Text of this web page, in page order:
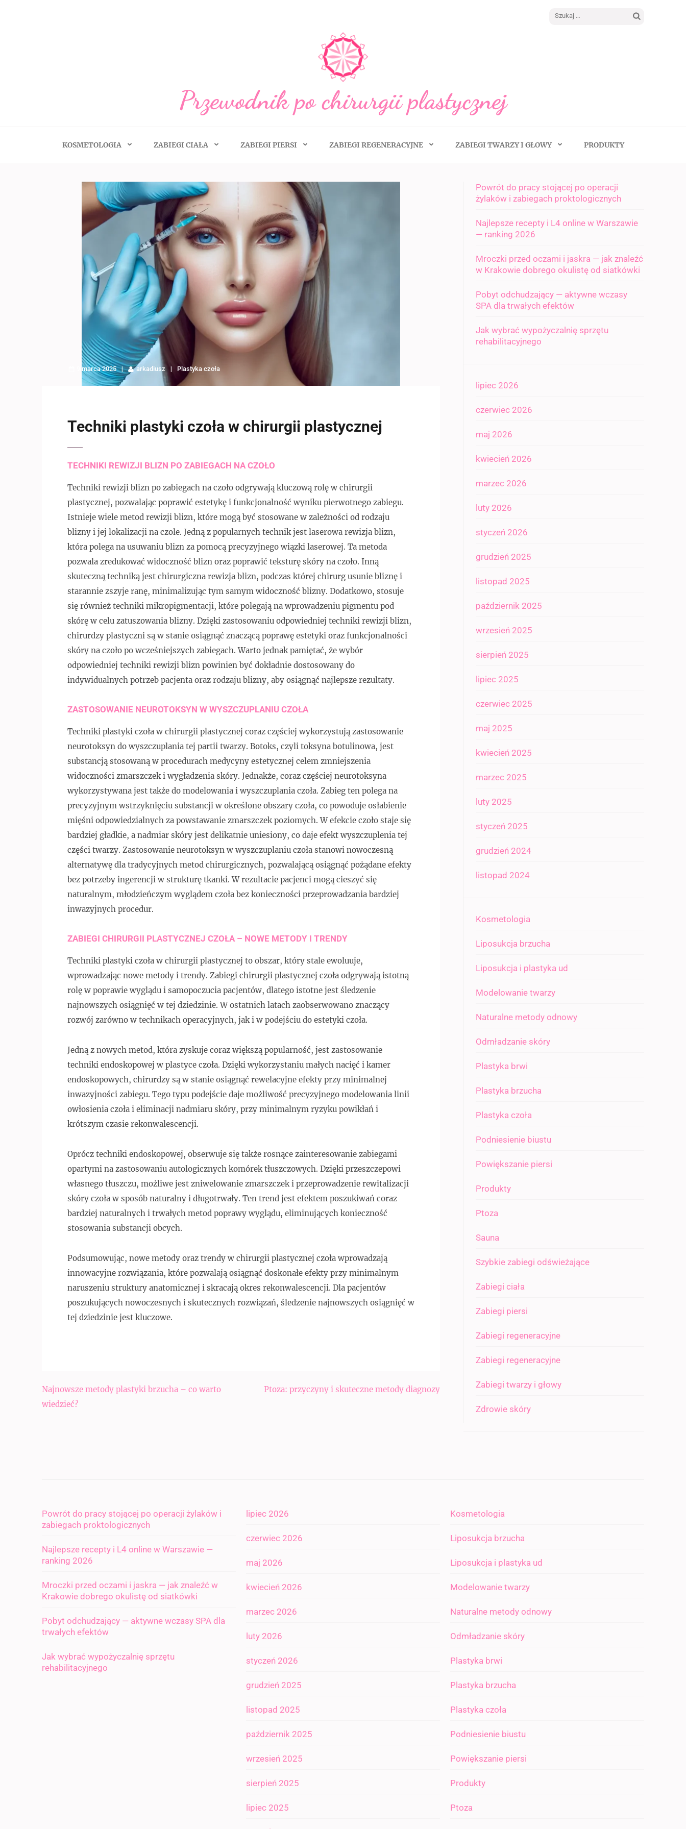
Szukaj:
Przewodnik po chirurgii plastycznej
KOSMETOLOGIA ZABIEGI CIAŁA ZABIEGI PIERSI ZABIEGI REGENERACYJNE ZABIEGI TWARZY I GŁOWY PRODUKTY
9 marca 2025 arkadiusz Plastyka czoła
Techniki plastyki czoła w chirurgii plastycznej
TECHNIKI REWIZJI BLIZN PO ZABIEGACH NA CZOŁO
Techniki rewizji blizn po zabiegach na czoło odgrywają kluczową rolę w chirurgii
plastycznej, pozwalając poprawić estetykę i funkcjonalność wyniku pierwotnego zabiegu.
Istnieje wiele metod rewizji blizn, które mogą być stosowane w zależności od rodzaju
blizny i jej lokalizacji na czole. Jedną z popularnych technik jest laserowa rewizja blizn,
która polega na usuwaniu blizn za pomocą precyzyjnego wiązki laserowej. Ta metoda
pozwala zredukować widoczność blizn oraz poprawić teksturę skóry na czoło. Inną
skuteczną techniką jest chirurgiczna rewizja blizn, podczas której chirurg usunie bliznę i
starannie zszyje ranę, minimalizując tym samym widoczność blizny. Dodatkowo, stosuje
się również techniki mikropigmentacji, które polegają na wprowadzeniu pigmentu pod
skórę w celu zatuszowania blizny. Dzięki zastosowaniu odpowiedniej techniki rewizji blizn,
chirurdzy plastyczni są w stanie osiągnąć znaczącą poprawę estetyki oraz funkcjonalności
skóry na czoło po wcześniejszych zabiegach. Warto jednak pamiętać, że wybór
odpowiedniej techniki rewizji blizn powinien być dokładnie dostosowany do
indywidualnych potrzeb pacjenta oraz rodzaju blizny, aby osiągnąć najlepsze rezultaty.
ZASTOSOWANIE NEUROTOKSYN W WYSZCZUPLANIU CZOŁA
Techniki plastyki czoła w chirurgii plastycznej coraz częściej wykorzystują zastosowanie
neurotoksyn do wyszczuplania tej partii twarzy. Botoks, czyli toksyna botulinowa, jest
substancją stosowaną w procedurach medycyny estetycznej celem zmniejszenia
widoczności zmarszczek i wygładzenia skóry. Jednakże, coraz częściej neurotoksyna
wykorzystywana jest także do modelowania i wyszczuplania czoła. Zabieg ten polega na
precyzyjnym wstrzyknięciu substancji w określone obszary czoła, co powoduje osłabienie
mięśni odpowiedzialnych za powstawanie zmarszczek poziomych. W efekcie czoło staje się
bardziej gładkie, a nadmiar skóry jest delikatnie uniesiony, co daje efekt wyszczuplenia tej
części twarzy. Zastosowanie neurotoksyn w wyszczuplaniu czoła stanowi nowoczesną
alternatywę dla tradycyjnych metod chirurgicznych, pozwalającą osiągnąć pożądane efekty
bez potrzeby ingerencji w strukturę tkanki. W rezultacie pacjenci mogą cieszyć się
naturalnym, młodzieńczym wyglądem czoła bez konieczności przeprowadzania bardziej
inwazyjnych procedur.
ZABIEGI CHIRURGII PLASTYCZNEJ CZOŁA – NOWE METODY I TRENDY
Techniki plastyki czoła w chirurgii plastycznej to obszar, który stale ewoluuje,
wprowadzając nowe metody i trendy. Zabiegi chirurgii plastycznej czoła odgrywają istotną
rolę w poprawie wyglądu i samopoczucia pacjentów, dlatego istotne jest śledzenie
najnowszych osiągnięć w tej dziedzinie. W ostatnich latach zaobserwowano znaczący
rozwój zarówno w technikach operacyjnych, jak i w podejściu do estetyki czoła.
Jedną z nowych metod, która zyskuje coraz większą popularność, jest zastosowanie
techniki endoskopowej w plastyce czoła. Dzięki wykorzystaniu małych nacięć i kamer
endoskopowych, chirurdzy są w stanie osiągnąć rewelacyjne efekty przy minimalnej
inwazyjności zabiegu. Tego typu podejście daje możliwość precyzyjnego modelowania linii
owłosienia czoła i eliminacji nadmiaru skóry, przy minimalnym ryzyku powikłań i
krótszym czasie rekonwalescencji.
Oprócz techniki endoskopowej, obserwuje się także rosnące zainteresowanie zabiegami
opartymi na zastosowaniu autologicznych komórek tłuszczowych. Dzięki przeszczepowi
własnego tłuszczu, możliwe jest zniwelowanie zmarszczek i przeprowadzenie rewitalizacji
skóry czoła w sposób naturalny i długotrwały. Ten trend jest efektem poszukiwań coraz
bardziej naturalnych i trwałych metod poprawy wyglądu, eliminujących konieczność
stosowania substancji obcych.
Podsumowując, nowe metody oraz trendy w chirurgii plastycznej czoła wprowadzają
innowacyjne rozwiązania, które pozwalają osiągnąć doskonałe efekty przy minimalnym
naruszeniu struktury anatomicznej i skracają okres rekonwalescencji. Dla pacjentów
poszukujących nowoczesnych i skutecznych rozwiązań, śledzenie najnowszych osiągnięć w
tej dziedzinie jest kluczowe.
Nawigacja
wpisu
Najnowsze metody plastyki brzucha – co warto
wiedzieć?
Ptoza: przyczyny i skuteczne metody diagnozy
Powrót do pracy stojącej po operacji
żylaków i zabiegach proktologicznych
Najlepsze recepty i L4 online w Warszawie
— ranking 2026
Mroczki przed oczami i jaskra — jak znaleźć
w Krakowie dobrego okulistę od siatkówki
Pobyt odchudzający — aktywne wczasy
SPA dla trwałych efektów
Jak wybrać wypożyczalnię sprzętu
rehabilitacyjnego
lipiec 2026
czerwiec 2026
maj 2026
kwiecień 2026
marzec 2026
luty 2026
styczeń 2026
grudzień 2025
listopad 2025
październik 2025
wrzesień 2025
sierpień 2025
lipiec 2025
czerwiec 2025
maj 2025
kwiecień 2025
marzec 2025
luty 2025
styczeń 2025
grudzień 2024
listopad 2024
Kosmetologia
Liposukcja brzucha
Liposukcja i plastyka ud
Modelowanie twarzy
Naturalne metody odnowy
Odmładzanie skóry
Plastyka brwi
Plastyka brzucha
Plastyka czoła
Podniesienie biustu
Powiększanie piersi
Produkty
Ptoza
Sauna
Szybkie zabiegi odświeżające
Zabiegi ciała
Zabiegi piersi
Zabiegi regeneracyjne
Zabiegi regeneracyjne
Zabiegi twarzy i głowy
Zdrowie skóry
Powrót do pracy stojącej po operacji żylaków i
zabiegach proktologicznych
Najlepsze recepty i L4 online w Warszawie —
ranking 2026
Mroczki przed oczami i jaskra — jak znaleźć w
Krakowie dobrego okulistę od siatkówki
Pobyt odchudzający — aktywne wczasy SPA dla
trwałych efektów
Jak wybrać wypożyczalnię sprzętu
rehabilitacyjnego
lipiec 2026
czerwiec 2026
maj 2026
kwiecień 2026
marzec 2026
luty 2026
styczeń 2026
grudzień 2025
listopad 2025
październik 2025
wrzesień 2025
sierpień 2025
lipiec 2025
Kosmetologia
Liposukcja brzucha
Liposukcja i plastyka ud
Modelowanie twarzy
Naturalne metody odnowy
Odmładzanie skóry
Plastyka brwi
Plastyka brzucha
Plastyka czoła
Podniesienie biustu
Powiększanie piersi
Produkty
Ptoza